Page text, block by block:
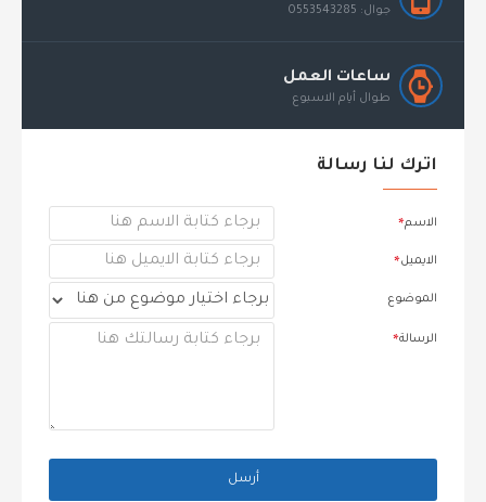
جوال: 0553543285
ساعات العمل
طوال أيام الاسبوع
اترك لنا رسالة
الاسم
الايميل
الموضوع
الرسالة
أرسل